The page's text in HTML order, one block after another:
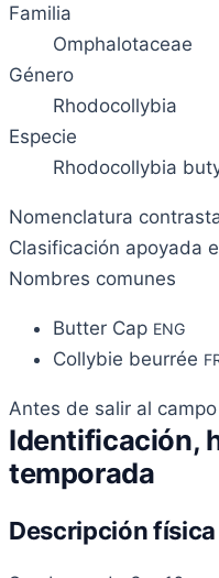
Familia
Omphalotaceae
Género
Rhodocollybia
Especie
Rhodocollybia
Nomenclatura
Clasificación apoyada
Nombres comunes
Butter Cap ENG
Collybie beurrée
Antes de salir al campo
Identificación,
temporada
Descripción física